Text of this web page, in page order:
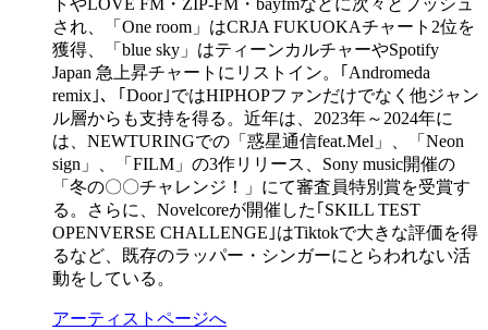
トやLOVE FM・ZIP-FM・bayfmなどに次々とプッシュ
され、「One room」はCRJA FUKUOKAチャート2位を
獲得、「blue sky」はティーンカルチャーやSpotify
Japan 急上昇チャートにリストイン。｢Andromeda
remix｣、｢Door｣ではHIPHOPファンだけでなく他ジャン
ル層からも支持を得る。近年は、2023年～2024年に
は、NEWTURINGでの「惑星通信feat.Mel」、「Neon
sign」、「FILM」の3作リリース、Sony music開催の
「冬の〇〇チャレンジ！」にて審査員特別賞を受賞す
る。さらに、Novelcoreが開催した｢SKILL TEST
OPENVERSE CHALLENGE｣はTiktokで大きな評価を得
るなど、既存のラッパー・シンガーにとらわれない活
動をしている。
アーティストページへ